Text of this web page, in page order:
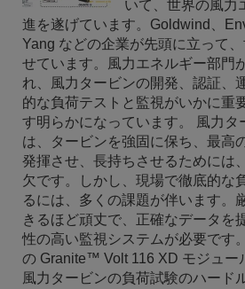
いて、世界の風力
進を遂げています。Goldwind、
Yang などの企業が先頭に立って
せています。風力エネルギー部門
れ、風力タービンの開発、認証、
的な負荷テストと監視がいかに重
す明らかになっています。 風力タ
は、タービンを強固に保ち、最高
発揮させ、長持ちさせるためには
欠です。しかし、現場で徹底的な
るには、多くの課題が伴います。
きるほど頑丈で、正確なデータを
性の高い監視システムが必要です
の Granite™ Volt 116 XD モジュー
風力タービンの負荷試験のハード